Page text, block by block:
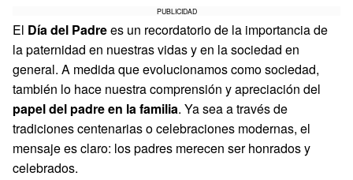
PUBLICIDAD
El Día del Padrees un recordatorio de la importancia de
la paternidad en nuestras vidas y en la sociedad en
general. A medida que evolucionamos como sociedad,
también lo hace nuestra comprensión y apreciación del
papel del padre en la familia. Ya sea a través de
tradiciones centenarias o celebraciones modernas, el
mensaje es claro: los padres merecen ser honrados y
celebrados.